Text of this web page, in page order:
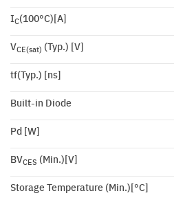
IC(100°C)[A]
VCE(sat) (Typ.) [V]
tf(Typ.) [ns]
Built-in Diode
Pd [W]
BVCES (Min.)[V]
Storage Temperature (Min.)[°C]